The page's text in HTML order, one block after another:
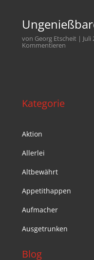
von Georg Etscheit| Juli
Kommentieren
Kategorie
Aktion
Allerlei
Altbewährt
Appetithappen
Aufmacher
Ausgetrunken
Blog